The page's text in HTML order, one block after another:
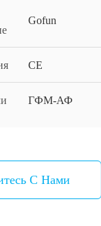
Gofun
CE
ГФМ-АФ
С Нами